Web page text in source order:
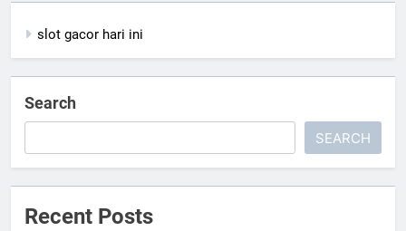
slot gacor hari ini
Search
SEARCH
Recent Posts